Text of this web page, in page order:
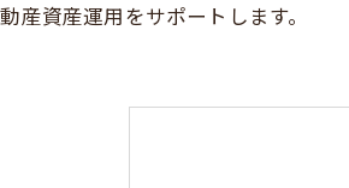
産資産運用をサポートします。